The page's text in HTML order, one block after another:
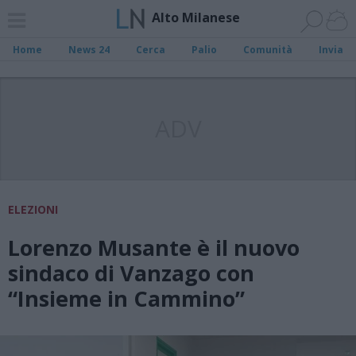
Alto Milanese
Home News 24 Cerca Palio Comunità Invia
ELEZIONI
Lorenzo Musante è il nuovo
sindaco di Vanzago con
“Insieme in Cammino”